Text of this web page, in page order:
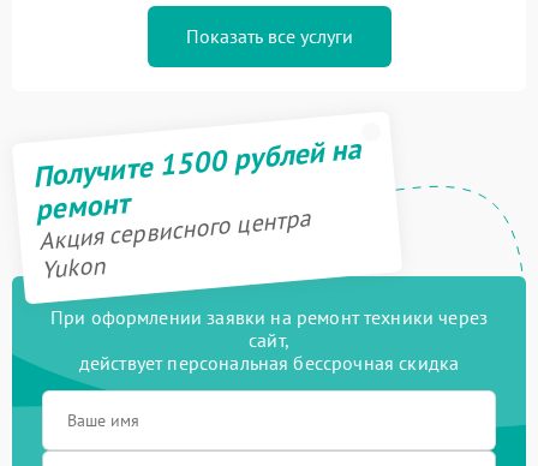
Показать все услуги
Получите 1500 рублей на
ремонт
Акция сервисного центра
Yukon
При оформлении заявки на ремонт техники через
сайт,
действует персональная бессрочная скидка